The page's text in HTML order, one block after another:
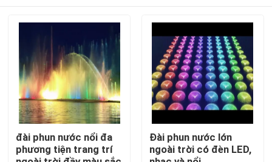
đài phun nước nổi đa
phương tiện trang trí
Đài phun nước lớn
ngoài trời có đèn LED,